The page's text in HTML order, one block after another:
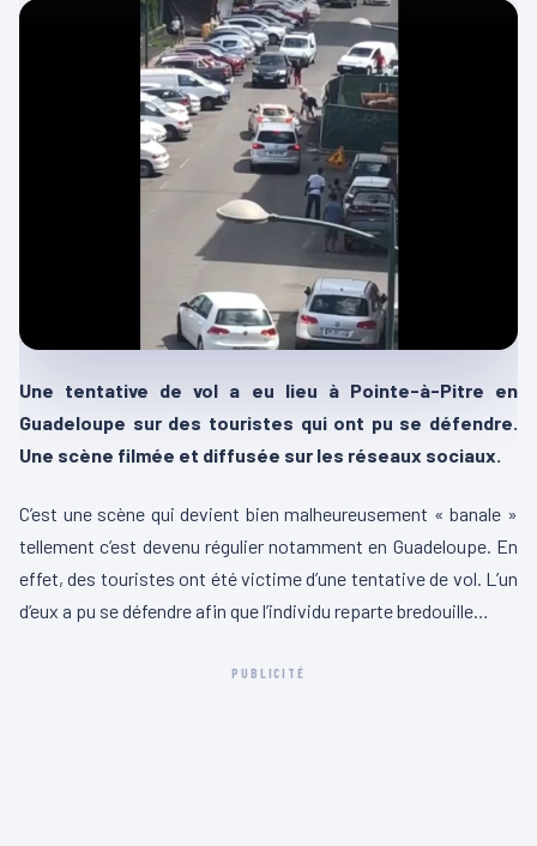
Une tentative de vol a eu lieu à Pointe-à-Pitre en
Guadeloupe sur des touristes qui ont pu se défendre.
Une scène filmée et diffusée sur les réseaux sociaux.
C’est une scène qui devient bien malheureusement « banale »
tellement c’est devenu régulier notamment en Guadeloupe. En
effet, des touristes ont été victime d’une tentative de vol. L’un
d’eux a pu se défendre afin que l’individu reparte bredouille…
PUBLICITÉ